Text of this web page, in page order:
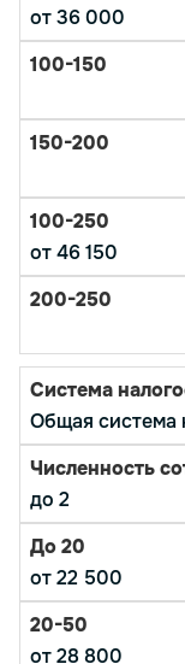
от 36 000
от 46 150
Общая система
до 2
от 22 500
от 28 800